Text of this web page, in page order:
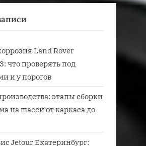
Land Rover
что проверять под
и у порогов
этапы сборки
на шасси от каркаса до
Jetour Екатеринбург: